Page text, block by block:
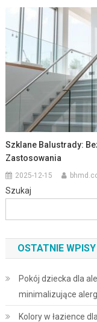
Szklane Balustrady:
Zastosowania
2025-12-15
Szukaj
OSTATNIE WPISY
Pokój dziecka dla
minimalizujące
Kolory w łazience